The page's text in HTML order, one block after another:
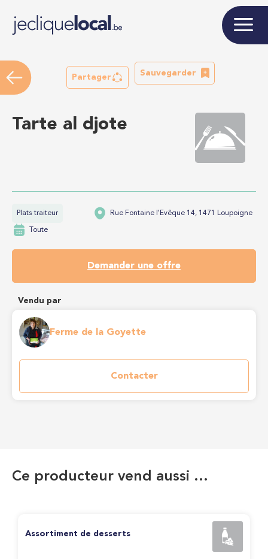
Partager
Sauvegarder
Tarte al djote
Plats traiteur Rue Fontaine l'Evêque 14, 1471 Loupoigne
Toute
Demander une offre
Vendu par
Ferme de la Goyette
Contacter
Ce producteur vend aussi …
Assortiment de desserts